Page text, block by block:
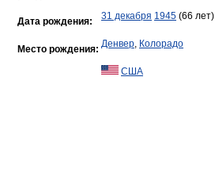
Дата рождения: 31 декабря 1945 (66 лет)
Место рождения: Денвер, Колорадо
США